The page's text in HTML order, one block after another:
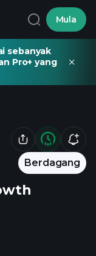
Mula
sebanyak
Pro+ yang
Berdagang